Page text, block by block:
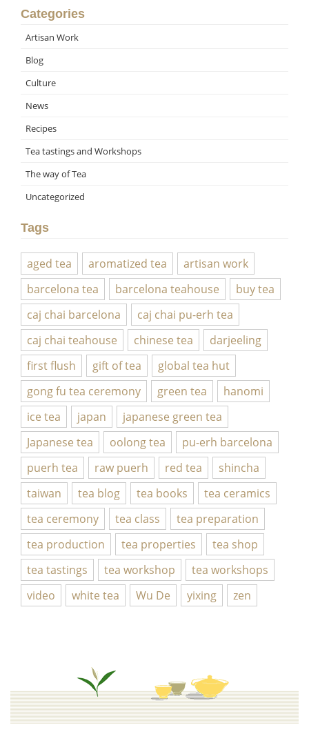
Categories
Artisan Work
Blog
Culture
News
Recipes
Tea tastings and Workshops
The way of Tea
Uncategorized
Tags
aged tea aromatized tea
artisan work
barcelona tea
barcelona teahouse
buy tea
caj chai barcelona
caj chai pu-erh tea
caj chai teahouse
chinese tea
darjeeling
first flush
gift of tea
global tea hut
gong fu tea ceremony
green tea
hanomi
ice tea
japan
japanese green tea
Japanese tea
oolong tea
pu-erh barcelona
puerh tea
raw puerh red tea
shincha
taiwan
tea blog tea books
tea ceramics
tea ceremony
tea class
tea preparation
tea production
tea properties
tea shop
tea tastings
tea workshop
tea workshops
video
white tea Wu De yixing zen